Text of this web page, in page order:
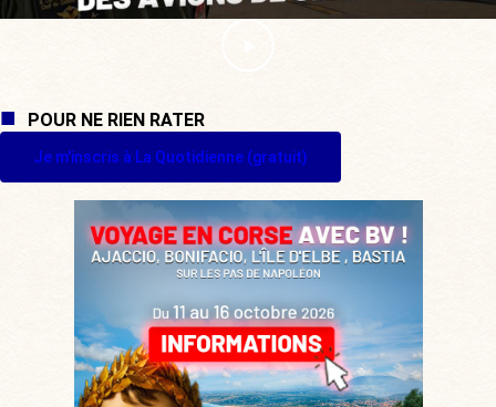
POUR NE RIEN RATER
Je m'inscris à La Quotidienne (gratuit)